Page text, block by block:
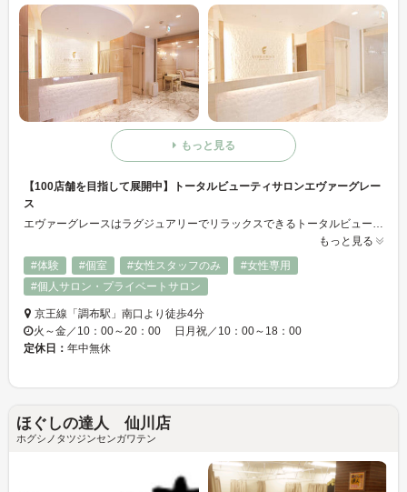
もっと見る
【100店舗を目指して展開中】トータルビューティサロンエヴァーグレー
ス
エヴァーグレースはラグジュアリーでリラックスできるトータルビューティサロンです。日本では数少ない目元ケアコース、スピーディーでキレイな仕上がりの脱毛、最新マシンと巧みなハンドトリートメントのボディケアでトータルビューティーをサポート「体と心が美しくなることで幸せになっていただきたい」という想いで積極的に高性能マシンを導入し徹底した研修体制でお客様一人ひとりのお悩みにお応えします。ネット割がお得です
もっと見る
#体験
#個室 #女性スタッフのみ
#女性専用
#個人サロン・プライベートサロン
京王線「調布駅」南口より徒歩4分
火～金／10：00～20：00 日月祝／10：00～18：00
定休日： 年中無休
ほぐしの達人 仙川店
ホグシノタツジンセンガワテン